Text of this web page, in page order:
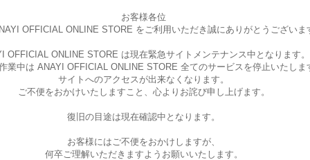
お客様各位
OFFICIAL ONLINE STORE をご利用いただき誠にありがとうございま
OFFICIAL ONLINE STORE は現在緊急サイトメンテナンス中となります。
業中は ANAYI OFFICIAL ONLINE STORE 全てのサービスを停止いたしま
サイトへのアクセスが出来なくなります。
ご不便をおかけいたしますこと、 心よりお詫び申し上げます。
復旧の目途は現在確認中となります。
お客様にはご不便をおかけしますが、
何卒ご理解いただきますようお願いいたします。